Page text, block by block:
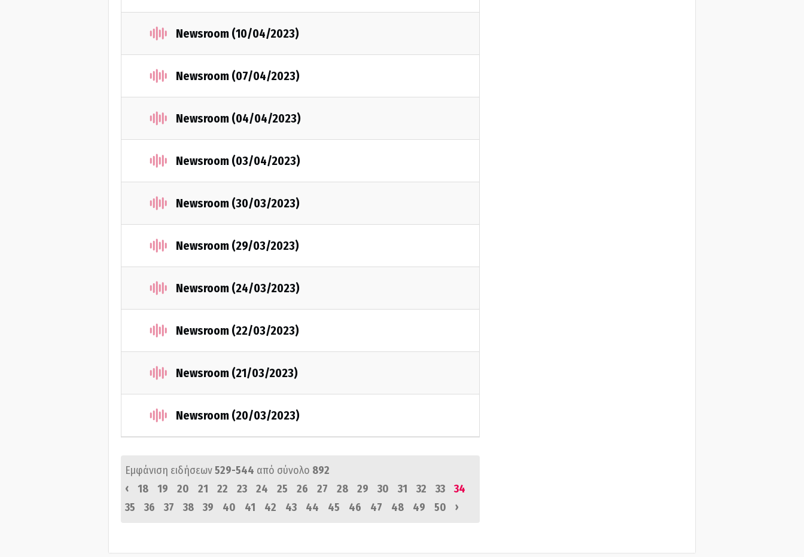
Newsroom (10/04/2023)
Newsroom (07/04/2023)
Newsroom (04/04/2023)
Newsroom (03/04/2023)
Newsroom (30/03/2023)
Newsroom (29/03/2023)
Newsroom (24/03/2023)
Newsroom (22/03/2023)
Newsroom (21/03/2023)
Newsroom (20/03/2023)
Εμφάνιση ειδήσεων529-544 από σύνολο 892
‹
18 19 20 21 22 23 24 25 26 27 28 29 30 31 32 33
34
35
36 37 38 39 40 41 42 43 44 45 46 47 48 49 50 ›